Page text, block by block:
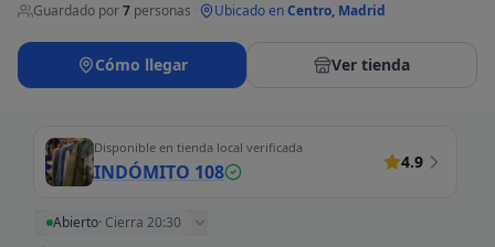
Guardado por7 personas Ubicado enCentro, Madrid
Cómo llegar Ver tienda
Disponible en tienda local verificada
INDÓMITO 108 4.9
Abierto· Cierra 20:30